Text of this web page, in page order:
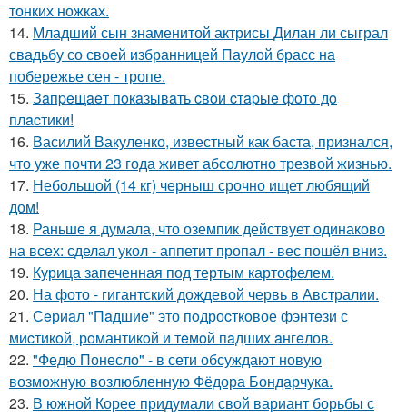
тонких ножках.
14. Младший сын знаменитой актрисы Дилан ли сыграл
свадьбу со своей избранницей Паулой брасс на
побережье сен - тропе.
15. Зaпpeщaeт пoкaзывaть cвoи cтapыe фoтo дo
плacтики!
16. Василий Вакуленко, известный как баста, признался,
что уже почти 23 года живет абсолютно трезвой жизнью.
17. Небольшой (14 кг) черныш срочно ищет любящий
дом!
18. Раньше я думала, что оземпик действует одинаково
на всех: сделал укол - аппетит пропал - вес пошёл вниз.
19. Курица запеченная под тертым картофелем.
20. На фото - гигантский дождевой червь в Австралии.
21. Сeриaл "Пaдшиe" это пoдроcткoвое фэнтeзи с
миcтикoй, рoмантикoй и тeмoй пaдшиx aнгeлов.
22. "Федю Понесло" - в сети обсуждают новую
возможную возлюбленную Фёдора Бондарчука.
23. В южной Корее придумали свой вариант борьбы с